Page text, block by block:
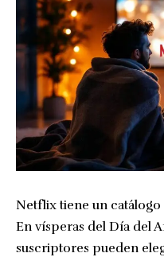
Netflix tiene un
En vísperas del Día del
suscriptores pueden